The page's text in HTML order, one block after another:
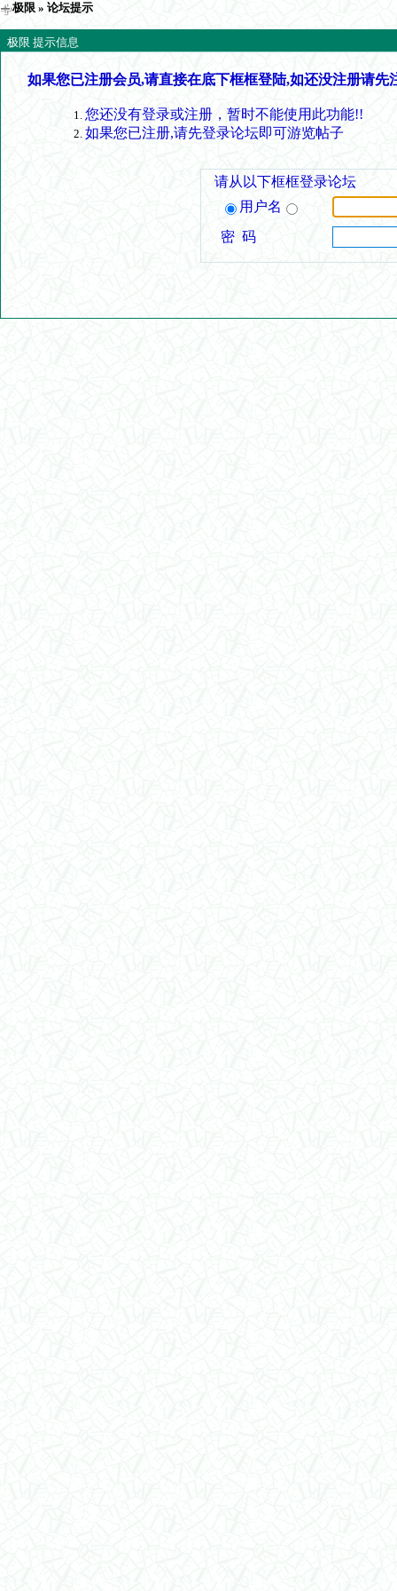
极限 » 论坛提示
极限 提示信息
如果您已注册会员,请直接在底下框框登陆,如还没注册请先
您还没有登录或注册，暂时不能使用此功能!!
如果您已注册,请先登录论坛即可游览帖子
请从以下框框登录论坛
用户名
密 码